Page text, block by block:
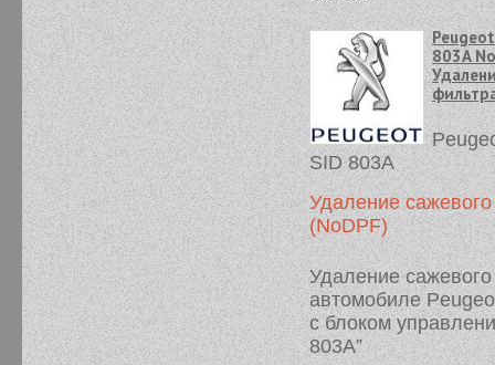
803A
SID 803A
Удаление
(NoDPF)
Удаление
автомобиле
с блоком
803A”